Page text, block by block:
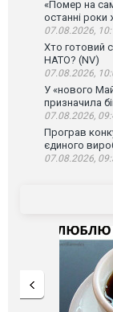
«Помер на
останні
07.08.2026,
Хто готовий
НАТО? (NV)
07.08.2026,
У «нового
призначила
07.08.2026,
Програв
єдиного
07.08.2026,